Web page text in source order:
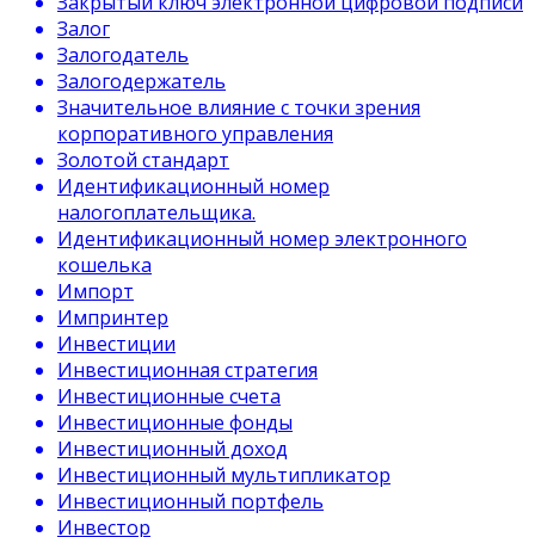
Залог
Залогодатель
Залогодержатель
Значительное влияние с точки зрения
корпоративного управления
Золотой стандарт
Идентификационный номер
налогоплательщика.
Идентификационный номер электронного
кошелька
Импорт
Импринтер
Инвестиции
Инвестиционная стратегия
Инвестиционные счета
Инвестиционные фонды
Инвестиционный доход
Инвестиционный мультипликатор
Инвестиционный портфель
Инвестор